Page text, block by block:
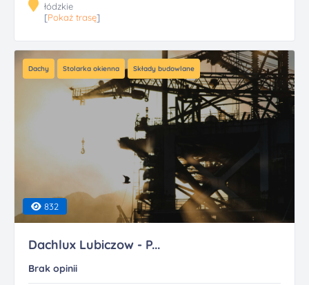
łódzkie
[Pokaż trasę]
Dachy Stolarka okienna Składy budowlane
832
Dachlux Lubiczow - P...
Brak opinii